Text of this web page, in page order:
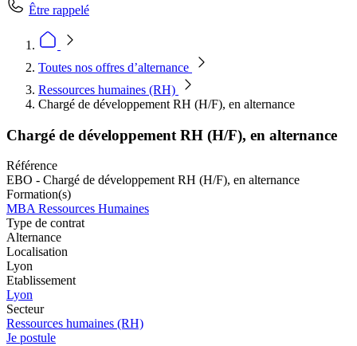
Être rappelé
Toutes nos offres d’alternance
Ressources humaines (RH)
Chargé de développement RH (H/F), en alternance
Chargé de développement RH (H/F), en alternance
Référence
EBO - Chargé de développement RH (H/F), en alternance
Formation(s)
MBA Ressources Humaines
Type de contrat
Alternance
Localisation
Lyon
Etablissement
Lyon
Secteur
Ressources humaines (RH)
Je postule